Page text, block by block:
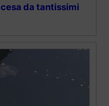
da tantissimi